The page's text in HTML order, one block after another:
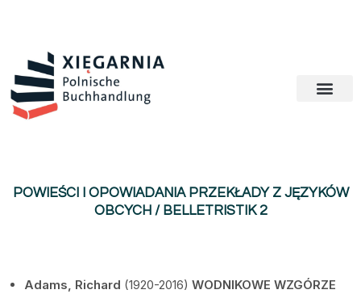
POWIEŚCI I OPOWIADANIA PRZEKŁADY Z JĘZYKÓW
OBCYCH / BELLETRISTIK 2
Adams, Richard (1920-2016) WODNIKOWE WZGÓRZE